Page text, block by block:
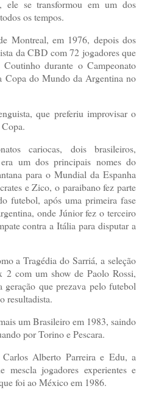
ele se transformou em um dos
os tempos.
Montreal, em 1976, depois dos
da CBD com 72 jogadores que
durante o Campeonato
Copa do Mundo da Argentina no
que preferiu improvisar o
cariocas, dois brasileiros,
um dos principais nomes do
para o Mundial da Espanha
e Zico, o paraibano fez parte
futebol, após uma primeira fase
onde Júnior fez o terceiro
contra a Itália para disputar a
a Tragédia do Sarriá, a seleção
com um show de Paolo Rossi,
que prezava pelo futebol
resultadista.
um Brasileiro em 1983, saindo
por Torino e Pescara.
Alberto Parreira e Edu, a
jogadores experientes e
foi ao México em 1986.